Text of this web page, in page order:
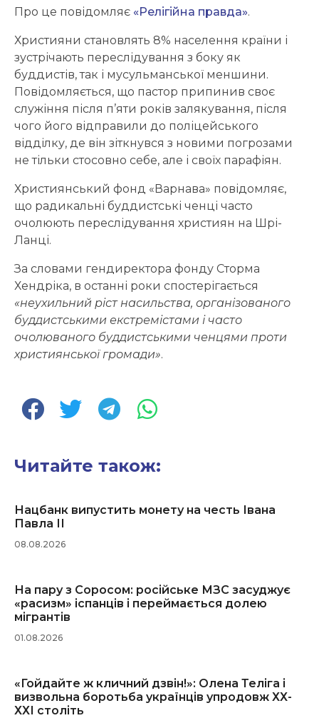
Про це повідомляє «Релігійна правда».
Християни становлять 8% населення країни і
зустрічають переслідування з боку як
буддистів, так і мусульманської меншини.
Повідомляється, що пастор припинив своє
служіння після п’яти років залякування, після
чого його відправили до поліцейського
відділку, де він зіткнувся з новими погрозами
не тільки стосовно себе, але і своїх парафіян.
Християнський фонд «Варнава» повідомляє,
що радикальні буддистські ченці часто
очолюють переслідування християн на Шрі-
Ланці.
За словами гендиректора фонду Сторма
Хендріка, в останні роки спостерігається
«неухильний ріст насильства, організованого
буддистськими екстремістами і часто
очолюваного буддистськими ченцями проти
християнської громади».
Читайте також:
Нацбанк випустить монету на честь Івана
Павла ІІ
08.08.2026
На пару з Соросом: російське МЗС засуджує
«расизм» іспанців і переймається долею
мігрантів
01.08.2026
«Гойдайте ж кличний дзвін!»: Олена Теліга і
визвольна боротьба українців упродовж ХХ-
ХХІ століть